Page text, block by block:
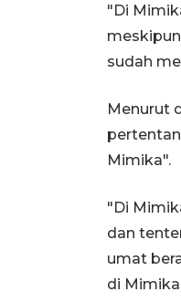
"Di
sudah
Menurut
Mimika".
"Di
dan
umat
di